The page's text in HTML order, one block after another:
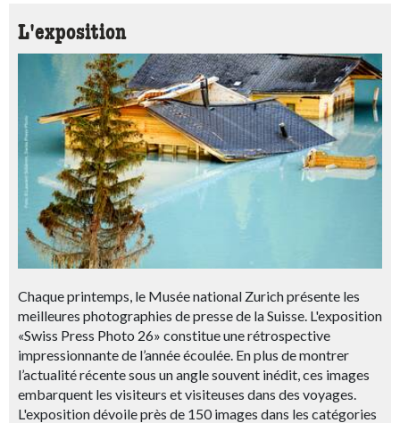
L'exposition
Chaque printemps, le Musée national Zurich présente les
meilleures photographies de presse de la Suisse. L'exposition
«Swiss Press Photo 26» constitue une rétrospective
impressionnante de l’année écoulée. En plus de montrer
l’actualité récente sous un angle souvent inédit, ces images
embarquent les visiteurs et visiteuses dans des voyages.
L'exposition dévoile près de 150 images dans les catégories